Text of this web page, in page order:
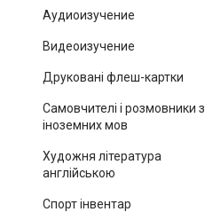
Аудиоизучение
Видеоизучение
Друковані флеш-картки
Самовчителі і розмовники з
іноземних мов
Художня література
англійською
Спорт інвентар